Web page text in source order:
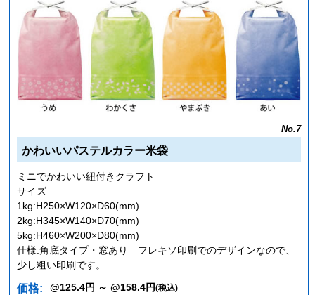
No.7
かわいいパステルカラー米袋
ミニでかわいい紐付きクラフト
サイズ
1kg:H250×W120×D60(mm)
2kg:H345×W140×D70(mm)
5kg:H460×W200×D80(mm)
仕様:角底タイプ・窓あり フレキソ印刷でのデザインなので、
少し粗い印刷です。
価格: @125.4円 ～ @158.4円(税込)